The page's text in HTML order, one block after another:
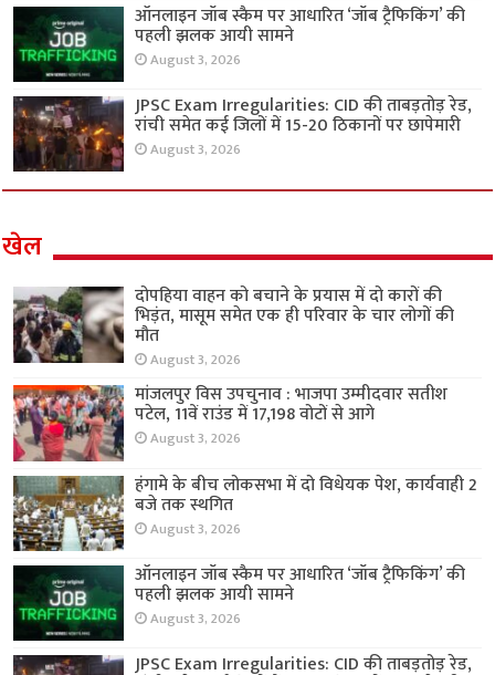
ऑनलाइन जॉब स्कैम पर आधारित ‘जॉब ट्रैफिकिंग’ की
पहली झलक आयी सामने
August 3, 2026
JPSC Exam Irregularities: CID की ताबड़तोड़ रेड,
रांची समेत कई जिलों में 15-20 ठिकानों पर छापेमारी
August 3, 2026
खेल
दोपहिया वाहन को बचाने के प्रयास में दो कारों की
भिड़ंत, मासूम समेत एक ही परिवार के चार लोगों की
मौत
August 3, 2026
मांजलपुर विस उपचुनाव : भाजपा उम्मीदवार सतीश
पटेल, 11वें राउंड में 17,198 वोटों से आगे
August 3, 2026
हंगामे के बीच लोकसभा में दो विधेयक पेश, कार्यवाही 2
बजे तक स्थगित
August 3, 2026
ऑनलाइन जॉब स्कैम पर आधारित ‘जॉब ट्रैफिकिंग’ की
पहली झलक आयी सामने
August 3, 2026
JPSC Exam Irregularities: CID की ताबड़तोड़ रेड,